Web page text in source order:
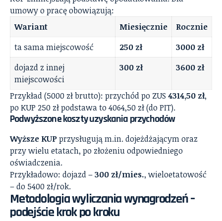
umowy o pracę obowiązują:
Wariant
Miesięcznie
Rocznie
ta sama miejscowość
250 zł
3000 zł
dojazd z innej
miejscowości
300 zł 3600 zł
Przykład (5000 zł brutto): przychód po ZUS 4314,50 zł,
po KUP 250 zł podstawa to 4064,50 zł (do PIT).
Podwyższone koszty uzyskania przychodów
Wyższe KUPprzysługują m.in. dojeżdżającym oraz
przy wielu etatach, po złożeniu odpowiedniego
oświadczenia.
Przykładowo: dojazd –300 zł/mies., wieloetatowość
– do 5400 zł/rok.
Metodologia wyliczania wynagrodzeń –
podejście krok po kroku